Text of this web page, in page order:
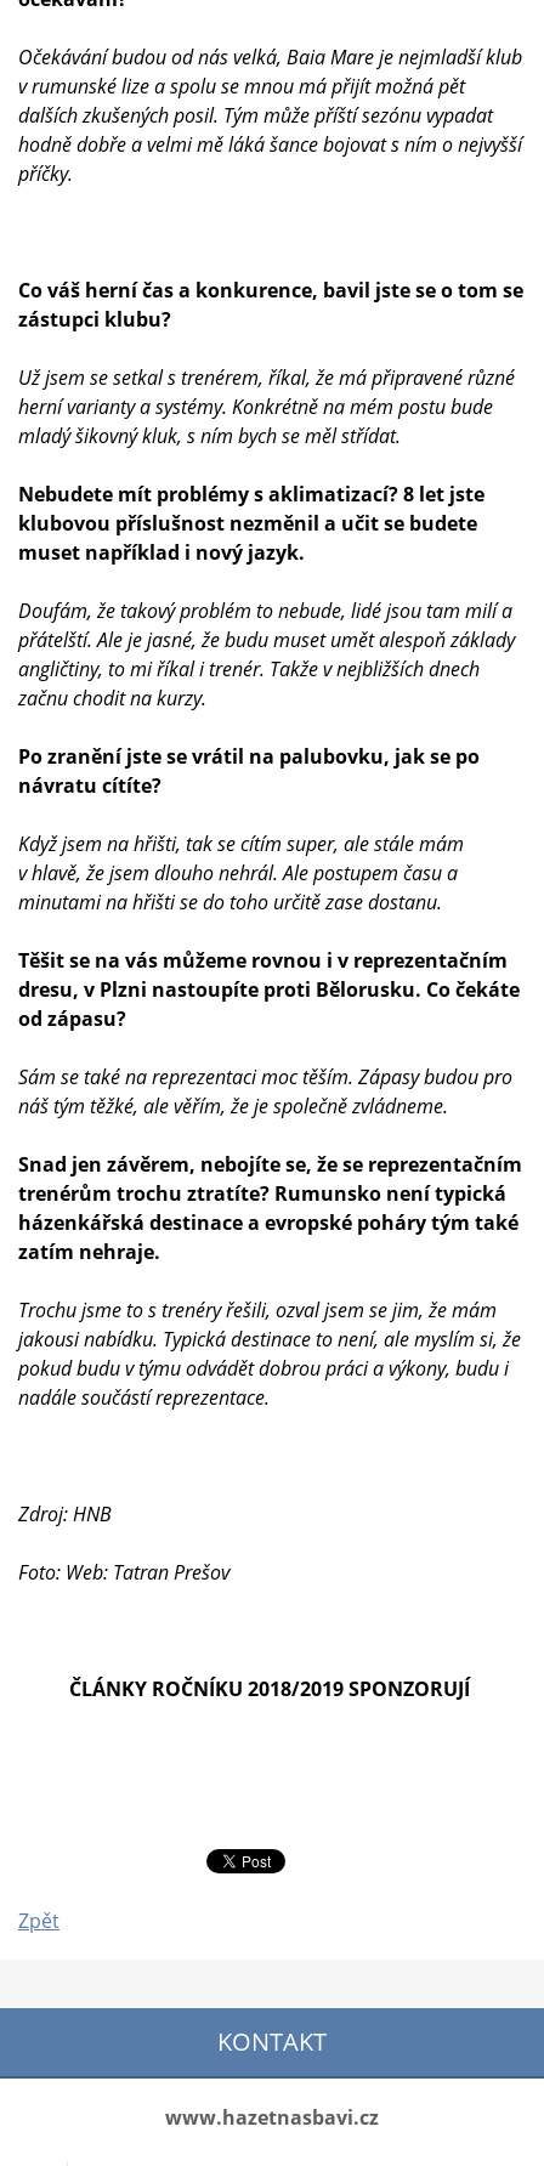
Očekávání budou od nás velká, Baia Mare je nejmladší klub
v rumunské lize a spolu se mnou má přijít možná pět
dalších zkušených posil. Tým může příští sezónu vypadat
hodně dobře a velmi mě láká šance bojovat s ním o nejvyšší
příčky.
Co váš herní čas a konkurence, bavil jste se o tom se
zástupci klubu?
Už jsem se setkal s trenérem, říkal, že má připravené různé
herní varianty a systémy. Konkrétně na mém postu bude
mladý šikovný kluk, s ním bych se měl střídat.
Nebudete mít problémy s aklimatizací? 8 let jste
klubovou příslušnost nezměnil a učit se budete
muset například i nový jazyk.
Doufám, že takový problém to nebude, lidé jsou tam milí a
přátelští. Ale je jasné, že budu muset umět alespoň základy
angličtiny, to mi říkal i trenér. Takže v nejbližších dnech
začnu chodit na kurzy.
Po zranění jste se vrátil na palubovku, jak se po
návratu cítíte?
Když jsem na hřišti, tak se cítím super, ale stále mám
v hlavě, že jsem dlouho nehrál. Ale postupem času a
minutami na hřišti se do toho určitě zase dostanu.
Těšit se na vás můžeme rovnou i v reprezentačním
dresu, v Plzni nastoupíte proti Bělorusku. Co čekáte
od zápasu?
Sám se také na reprezentaci moc těším. Zápasy budou pro
náš tým těžké, ale věřím, že je společně zvládneme.
Snad jen závěrem, nebojíte se, že se reprezentačním
trenérům trochu ztratíte? Rumunsko není typická
házenkářská destinace a evropské poháry tým také
zatím nehraje.
Trochu jsme to s trenéry řešili, ozval jsem se jim, že mám
jakousi nabídku. Typická destinace to není, ale myslím si, že
pokud budu v týmu odvádět dobrou práci a výkony, budu i
nadále součástí reprezentace.
Zdroj: HNB
Foto: Web: Tatran Prešov
ČLÁNKY ROČNÍKU 2018/2019 SPONZORUJÍ
Zpět
KONTAKT
www.hazetnasbavi.cz